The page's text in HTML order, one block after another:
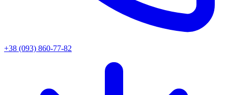
+38 (093) 860-77-82